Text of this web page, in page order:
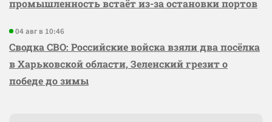
промышленность встаёт из-за остановки портов
04 авг в 10:46
Сводка СВО: Российские войска взяли два посёлка
в Харьковской области, Зеленский грезит о
победе до зимы